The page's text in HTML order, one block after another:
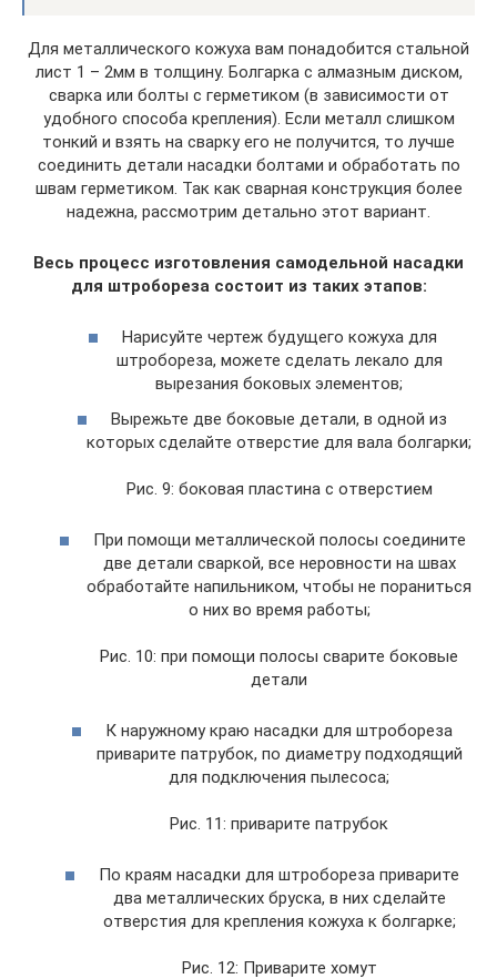
Для металлического кожуха вам понадобится стальной
лист 1 – 2мм в толщину. Болгарка с алмазным диском,
сварка или болты с герметиком (в зависимости от
удобного способа крепления). Если металл слишком
тонкий и взять на сварку его не получится, то лучше
соединить детали насадки болтами и обработать по
швам герметиком. Так как сварная конструкция более
надежна, рассмотрим детально этот вариант.
Весь процесс изготовления самодельной насадки
для штробореза состоит из таких этапов:
Нарисуйте чертеж будущего кожуха для
штробореза, можете сделать лекало для
вырезания боковых элементов;
Вырежьте две боковые детали, в одной из
которых сделайте отверстие для вала болгарки;
Рис. 9: боковая пластина с отверстием
При помощи металлической полосы соедините
две детали сваркой, все неровности на швах
обработайте напильником, чтобы не пораниться
о них во время работы;
Рис. 10: при помощи полосы сварите боковые
детали
К наружному краю насадки для штробореза
приварите патрубок, по диаметру подходящий
для подключения пылесоса;
Рис. 11: приварите патрубок
По краям насадки для штробореза приварите
два металлических бруска, в них сделайте
отверстия для крепления кожуха к болгарке;
Рис. 12: Приварите хомут